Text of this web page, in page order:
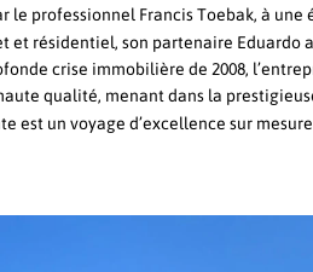
le professionnel Francis Toebak, à
résidentiel, son partenaire Eduardo
crise immobilière de 2008,
qualité, menant dans la
est un voyage d’excellence sur